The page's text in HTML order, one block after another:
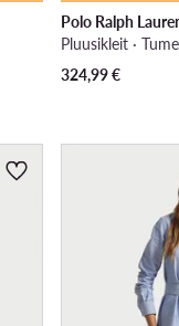
Polo Ralph
Pluusikleit ·
324,99€